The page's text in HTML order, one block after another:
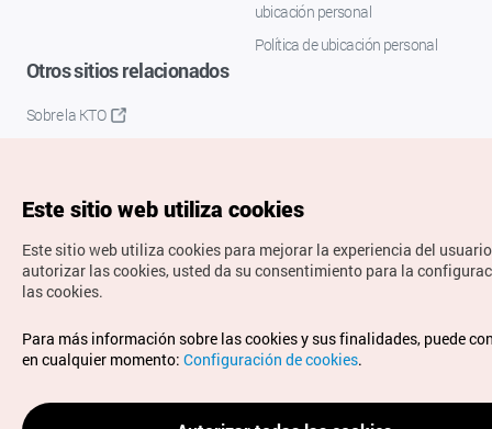
ubicación personal
Política de ubicación personal
Otros sitios relacionados
Sobre la KTO
Copyrights © Organización de Turismo de Corea. Todos los
derechos reservados.
Para informes de errores y cuestiones relacionadas con el
sitio web, dirija sus consultas al correoelectrónico oficial:
spanish@knto.or.kr
Este sitio web utiliza cookies
Este sitio web utiliza cookies para mejorar la experiencia del
autorizar las cookies, usted da su consentimiento para la
las cookies.
Para más información sobre las cookies y sus finalidades, puede
en cualquier momento: Configuración de cookies.